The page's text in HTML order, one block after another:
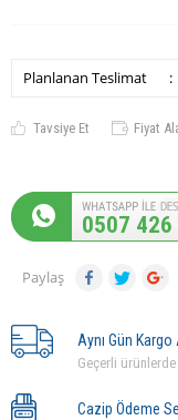
Planlanan Teslimat :
Tavsiye Et Fiyat
0507 426
Paylaş
Aynı Gün Kargo
Geçerli
Cazip Ödeme